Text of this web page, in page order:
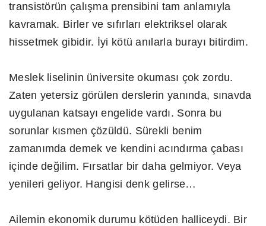
transistörün çalışma prensibini tam anlamıyla
kavramak. Birler ve sıfırları elektriksel olarak
hissetmek gibidir. İyi kötü anılarla burayı bitirdim.
Meslek liselinin üniversite okuması çok zordu.
Zaten yetersiz görülen derslerin yanında, sınavda
uygulanan katsayı engelide vardı. Sonra bu
sorunlar kısmen çözüldü. Sürekli benim
zamanımda demek ve kendini acındırma çabası
içinde değilim. Fırsatlar bir daha gelmiyor. Veya
yenileri geliyor. Hangisi denk gelirse…
Ailemin ekonomik durumu kötüden halliceydi. Bir